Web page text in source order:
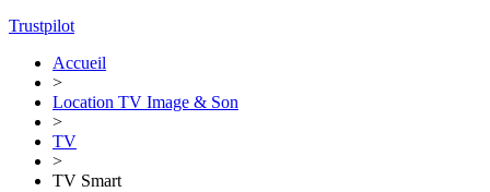
Trustpilot
Accueil
>
Location TV Image & Son
>
TV
>
TV Smart